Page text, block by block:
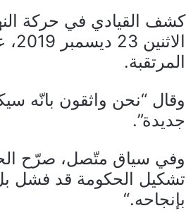
كشف القيادي في حركة
المرتقبة.
وقال “نحن واثقون بانّه
جديدة”.
وفي سياق متّصل، صرّح
تشكيل الحكومة قد فشل
بإنجاحه.
“